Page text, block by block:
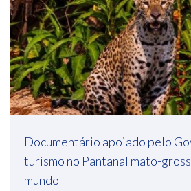
Documentário apoiado pelo
turismo no Pantanal mato-
mundo